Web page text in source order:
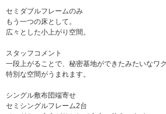
セミダブルフレームのみ
もう一つの床として。
広々とした小上がり空間。
スタッフコメント
一段上がることで、秘密基地ができたみたいなワ
特別な空間がうまれます。
シングル敷布団端寄せ
セミシングルフレーム2台